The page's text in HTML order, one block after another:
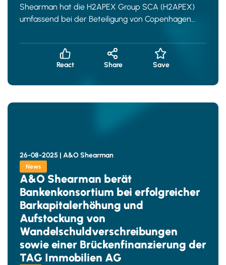
Shearman hat die H2APEX Group SCA (H2APEX)
umfassend bei der Beteiligung von Copenhagen
React Share Save
26-08-2025 | A&O Shearman
News
A&O Shearman berät
Bankenkonsortium bei erfolgreicher
Barkapitalerhöhung und
Aufstockung von
Wandelschuldverschreibungen
sowie einer Brückenfinanzierung der
TAG Immobilien AG